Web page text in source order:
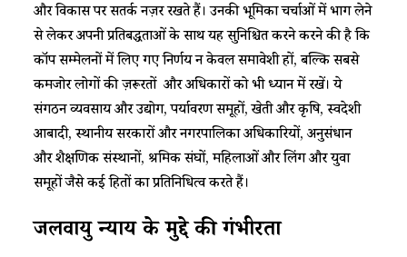
और विकास पर सतर्क नज़र रखते हैं। उनकी भूमिका चर्चाओं में भाग लेने
से लेकर अपनी प्रतिबद्धताओं के साथ यह सुनिश्चित करने करने की है कि
कॉप सम्मेलनों में लिए गए निर्णय न केवल समावेशी हों, बल्कि सबसे
कमजोर लोगों की ज़रूरतों और अधिकारों को भी ध्यान में रखें। ये
संगठन व्यवसाय और उद्योग, पर्यावरण समूहों, खेती और कृषि, स्वदेशी
आबादी, स्थानीय सरकारों और नगरपालिका अधिकारियों, अनुसंधान
और शैक्षणिक संस्थानों, श्रमिक संघों, महिलाओं और लिंग और युवा
समूहों जैसे कई हितों का प्रतिनिधित्व करते हैं।
जलवायु न्याय के मुद्दे की गंभीरता